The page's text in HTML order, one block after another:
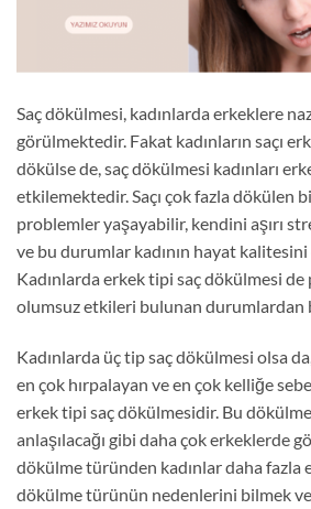
Saç dökülmesi, kadınlarda erkeklere
görülmektedir. Fakat kadınların saçı
dökülse de, saç dökülmesi kadınları
etkilemektedir. Saçı çok fazla dökülen
problemler yaşayabilir, kendini aşırı
ve bu durumlar kadının hayat
Kadınlarda erkek tipi saç dökülmesi
olumsuz etkileri bulunan durumlardan
Kadınlarda üç tip saç dökülmesi olsa
en çok hırpalayan ve en çok kelliğe
erkek tipi saç dökülmesidir. Bu
anlaşılacağı gibi daha çok erkeklerde
dökülme türünden kadınlar daha fazla
dökülme türünün nedenlerini bilmek